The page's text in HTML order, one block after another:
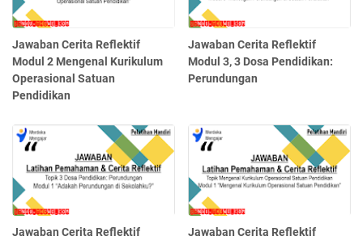
Jawaban Cerita Reflektif
Modul 2 Mengenal Kurikulum
Operasional Satuan
Pendidikan
Jawaban Cerita Reflektif
Modul 3, 3 Dosa Pendidikan:
Perundungan
Jawaban Cerita Reflektif
Jawaban Cerita Reflektif